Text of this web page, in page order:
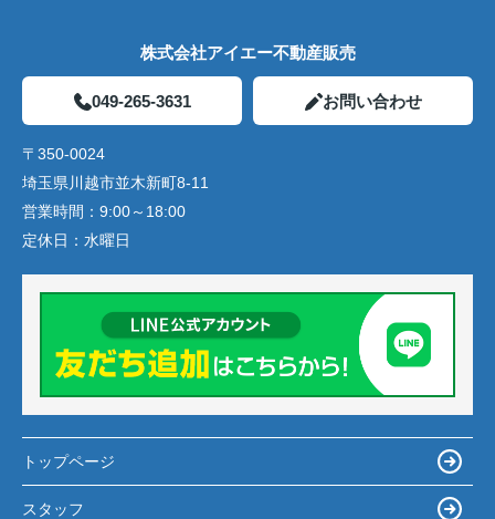
株式会社アイエー不動産販売
049-265-3631 お問い合わせ
〒350-0024
埼玉県川越市並木新町8-11
営業時間： 9:00～18:00
定休日： 水曜日
トップページ
スタッフ